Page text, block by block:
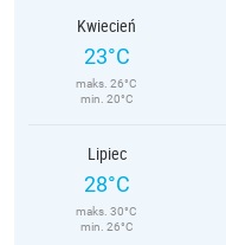
Kwiecień
23°C
maks. 26°C
min. 20°C
Lipiec
28°C
maks. 30°C
min. 26°C